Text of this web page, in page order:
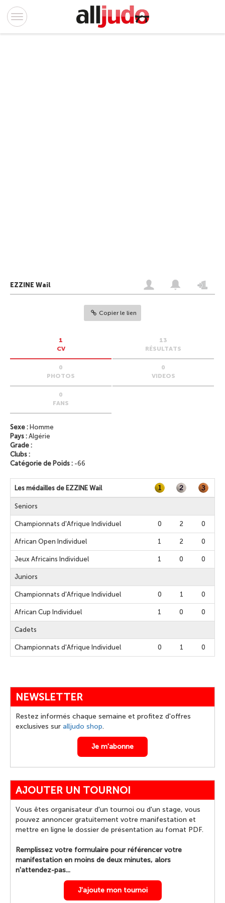
EZZINE Wail
Copier le lien
1
CV
13
RÉSULTATS
0
PHOTOS
0
VIDEOS
0
FANS
Sexe : Homme
Pays : Algérie
Grade :
Clubs :
Catégorie de Poids : -66
Les médailles de EZZINE Wail
Seniors
Championnats d'Afrique Individuel 0 2 0
African Open Individuel 1 2 0
Jeux Africains Individuel 1 0 0
Juniors
Championnats d'Afrique Individuel 0 1 0
African Cup Individuel 1 0 0
Cadets
Championnats d'Afrique Individuel 0 1 0
NEWSLETTER
Restez informés chaque semaine et profitez d'offres
exclusives sur alljudo shop.
Je m'abonne
AJOUTER UN TOURNOI
Vous êtes organisateur d'un tournoi ou d'un stage, vous
pouvez annoncer gratuitement votre manifestation et
mettre en ligne le dossier de présentation au fomat PDF.
Remplissez votre formulaire pour référencer votre
manifestation en moins de deux minutes, alors
n'attendez-pas...
J'ajoute mon tournoi